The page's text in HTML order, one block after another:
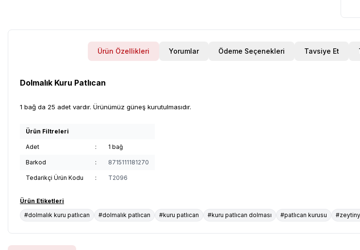
Ürün Özellikleri Yorumlar Ödeme Seçenekleri Tavsiye Et
Dolmalık Kuru Patlıcan
1 bağ da 25 adet vardır. Ürünümüz güneş kurutulmasıdır.
Ürün Filtreleri
Adet : 1 bağ
Barkod : 8715111181270
Tedarikçi Ürün Kodu : T2096
Ürün Etiketleri
#dolmalık kuru patlıcan
#dolmalık patlıcan #kuru patlıcan #kuru patlıcan dolması #patlıcan kurusu